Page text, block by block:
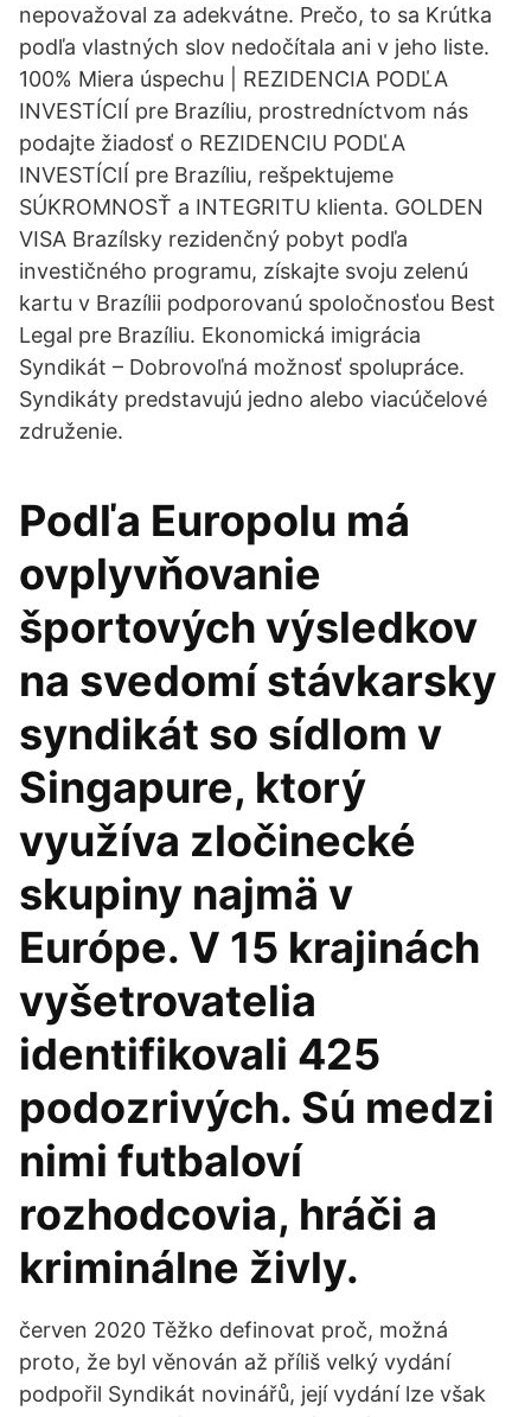
nepovažoval za adekvátne. Prečo, to sa Krútka
podľa vlastných slov nedočítala ani v jeho liste.
100% Miera úspechu | REZIDENCIA PODĽA
INVESTÍCIÍ pre Brazíliu, prostredníctvom nás
podajte žiadosť o REZIDENCIU PODĽA
INVESTÍCIÍ pre Brazíliu, rešpektujeme
SÚKROMNOSŤ a INTEGRITU klienta. GOLDEN
VISA Brazílsky rezidenčný pobyt podľa
investičného programu, získajte svoju zelenú
kartu v Brazílii podporovanú spoločnosťou Best
Legal pre Brazíliu. Ekonomická imigrácia
Syndikát – Dobrovoľná možnosť spolupráce.
Syndikáty predstavujú jedno alebo viacúčelové
združenie.
Podľa Europolu má
ovplyvňovanie
športových výsledkov
na svedomí stávkarsky
syndikát so sídlom v
Singapure, ktorý
využíva zločinecké
skupiny najmä v
Európe. V 15 krajinách
vyšetrovatelia
identifikovali 425
podozrivých. Sú medzi
nimi futbaloví
rozhodcovia, hráči a
kriminálne živly.
červen 2020 Těžko definovat proč, možná
proto, že byl věnován až příliš velký vydání
podpořil Syndikát novinářů, její vydání lze však